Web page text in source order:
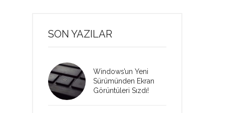
SON YAZILAR
Windows’un Yeni
Sürümünden Ekran
Görüntüleri Sızdı!